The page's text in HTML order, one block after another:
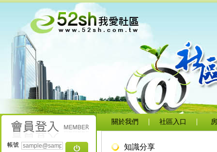
帳號
關於我們 社區入口
知識分享